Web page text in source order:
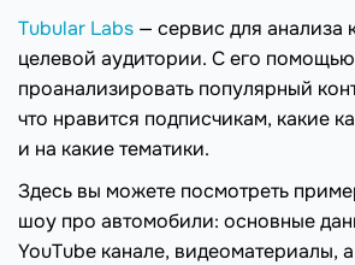
Tubular Labs — сервис для анализа
целевой аудитории. С его
проанализировать популярный
что нравится подписчикам, какие
и на какие тематики.
Здесь вы можете посмотреть
шоу про автомобили: основные
YouTube канале, видеоматериалы,